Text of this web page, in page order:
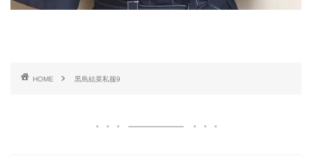
HOME 黒島結菜私服9